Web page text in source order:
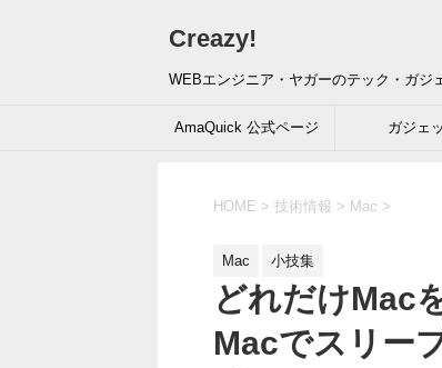
Creazy!
WEBエンジニア・ヤガーのテック・ガジ
AmaQuick 公式ページ ガジェ
HOME > 技術情報 > Mac >
Mac 小技集
どれだけMac
Macでスリー